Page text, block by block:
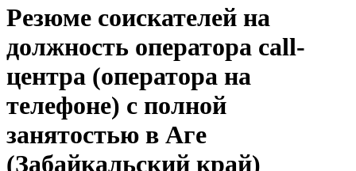
Резюме соискателей на
должность оператора call-
центра (оператора на
телефоне) с полной
занятостью в Аге
(Забайкальский край)